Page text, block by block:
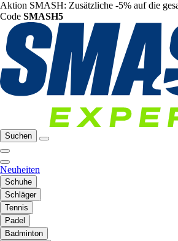
Aktion SMASH: Zusätzliche -5% auf die
Code SMASH5
Suchen
Neuheiten
Schuhe
Schläger
Tennis
Padel
Badminton